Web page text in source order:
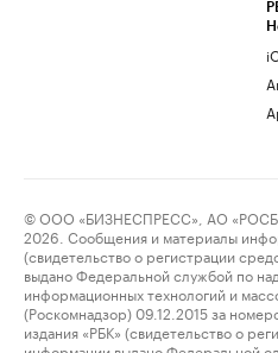
© ООО «БИЗНЕСПРЕСС», АО
2026. Сообщения и материалы
(свидетельство о регистрации
выдано Федеральной службой по
информационных технологий и
(Роскомнадзор) 09.12.2015 за
издания «РБК» (свидетельство о